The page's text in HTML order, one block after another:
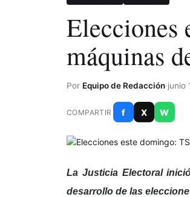
Elecciones
máquinas
Por Equipo de Redacción·junio
COMPARTIR f X W
La Justicia Electoral
desarrollo de las